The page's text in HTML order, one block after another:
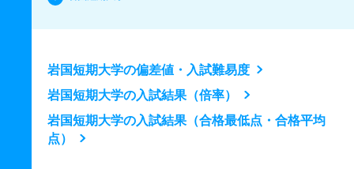
岩国短期大学の偏差値・入試難易度
岩国短期大学の入試結果（倍率）
岩国短期大学の入試結果（合格最低点・合格平均
点）